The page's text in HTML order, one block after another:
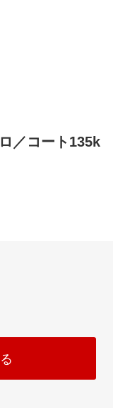
／コート135k